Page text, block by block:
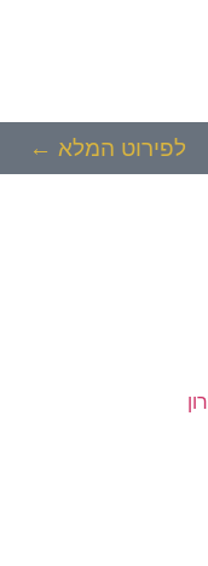
לפירוט המלא ←